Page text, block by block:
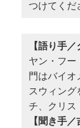
つけてくだ
【語り手／
ヤン・フー
門はバイオ
スウィング
チ、クリス
【聞き手